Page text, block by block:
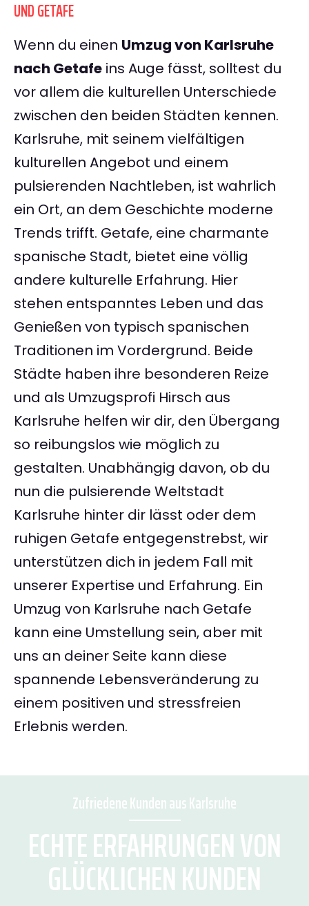
UND GETAFE
Wenn du einen Umzug von Karlsruhe
nach Getafe ins Auge fässt, solltest du
vor allem die kulturellen Unterschiede
zwischen den beiden Städten kennen.
Karlsruhe, mit seinem vielfältigen
kulturellen Angebot und einem
pulsierenden Nachtleben, ist wahrlich
ein Ort, an dem Geschichte moderne
Trends trifft. Getafe, eine charmante
spanische Stadt, bietet eine völlig
andere kulturelle Erfahrung. Hier
stehen entspanntes Leben und das
Genießen von typisch spanischen
Traditionen im Vordergrund. Beide
Städte haben ihre besonderen Reize
und als Umzugsprofi Hirsch aus
Karlsruhe helfen wir dir, den Übergang
so reibungslos wie möglich zu
gestalten. Unabhängig davon, ob du
nun die pulsierende Weltstadt
Karlsruhe hinter dir lässt oder dem
ruhigen Getafe entgegenstrebst, wir
unterstützen dich in jedem Fall mit
unserer Expertise und Erfahrung. Ein
Umzug von Karlsruhe nach Getafe
kann eine Umstellung sein, aber mit
uns an deiner Seite kann diese
spannende Lebensveränderung zu
einem positiven und stressfreien
Erlebnis werden.
Zufriedene Kunden aus Karlsruhe
ECHTE ERFAHRUNGEN VON
GLÜCKLICHEN KUNDEN